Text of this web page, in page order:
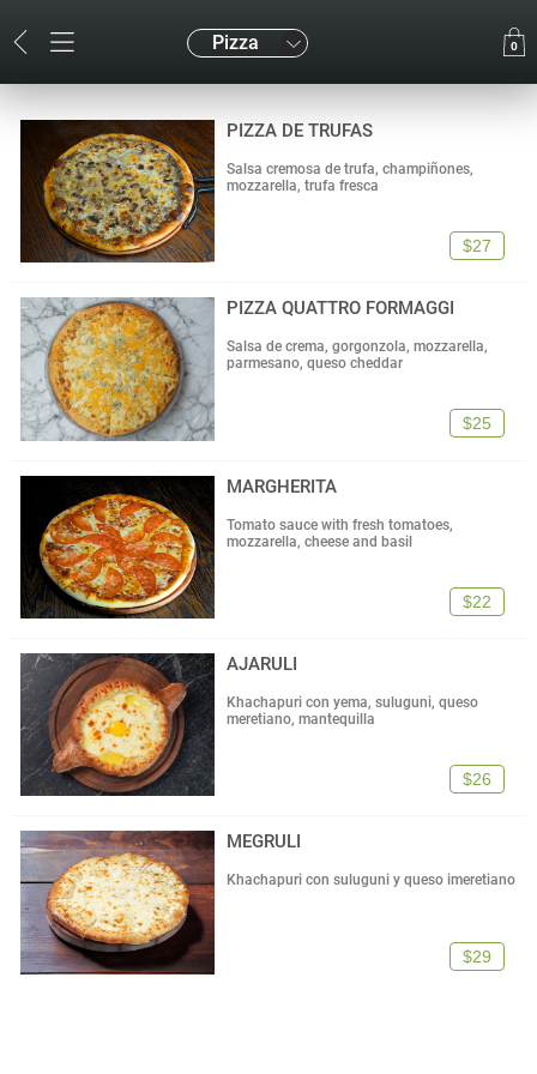
Pizza 0
PIZZA DE TRUFAS
Salsa cremosa de trufa, champiñones,
mozzarella, trufa fresca
$27
PIZZA QUATTRO FORMAGGI
Salsa de crema, gorgonzola, mozzarella,
parmesano, queso cheddar
$25
MARGHERITA
Tomato sauce with fresh tomatoes,
mozzarella, cheese and basil
$22
AJARULI
Khachapuri con yema, suluguni, queso
meretiano, mantequilla
$26
MEGRULI
Khachapuri con suluguni y queso imeretiano
$29